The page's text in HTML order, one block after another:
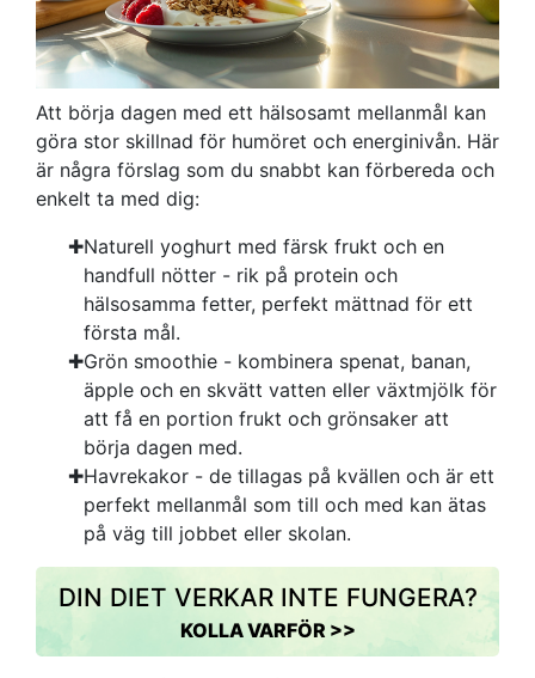
Att börja dagen med ett hälsosamt mellanmål kan
göra stor skillnad för humöret och energinivån. Här
är några förslag som du snabbt kan förbereda och
enkelt ta med dig:
Naturell yoghurt med färsk frukt och en
handfull nötter - rik på protein och
hälsosamma fetter, perfekt mättnad för ett
första mål.
Grön smoothie - kombinera spenat, banan,
äpple och en skvätt vatten eller växtmjölk för
att få en portion frukt och grönsaker att
börja dagen med.
Havrekakor - de tillagas på kvällen och är ett
perfekt mellanmål som till och med kan ätas
på väg till jobbet eller skolan.
DIN DIET VERKAR INTE FUNGERA?
KOLLA VARFÖR >>